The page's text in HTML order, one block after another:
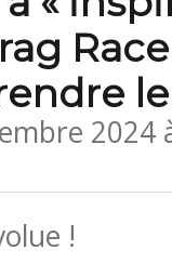
Race
2024
!